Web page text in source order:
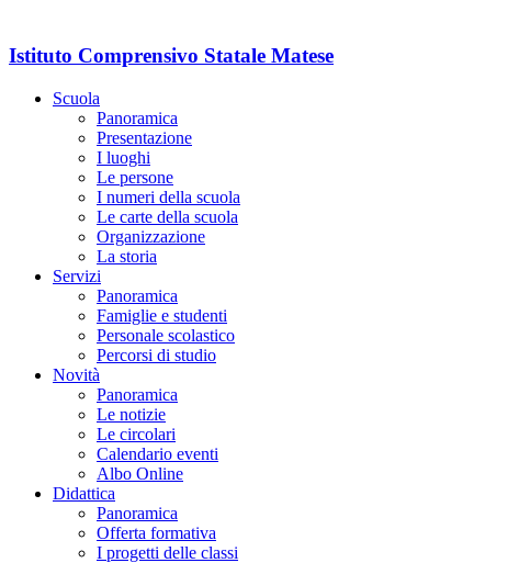
Istituto Comprensivo Statale Matese
Scuola
Panoramica
Presentazione
I luoghi
Le persone
I numeri della scuola
Le carte della scuola
Organizzazione
La storia
Servizi
Panoramica
Famiglie e studenti
Personale scolastico
Percorsi di studio
Novità
Panoramica
Le notizie
Le circolari
Calendario eventi
Albo Online
Didattica
Panoramica
Offerta formativa
I progetti delle classi